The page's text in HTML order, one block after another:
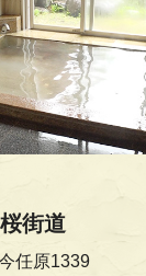
街道
任原1339